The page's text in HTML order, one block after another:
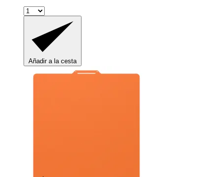
Añadir a la cesta